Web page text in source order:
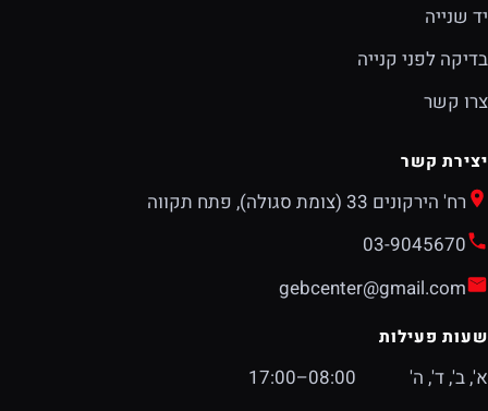
יד שנייה
בדיקה לפני קנייה
צרו קשר
יצירת קשר
רח' הירקונים 33 (צומת סגולה), פתח תקווה
03-9045670
gebcenter@gmail.com
שעות פעילות
א', ב', ד', ה'
08:00–17:00